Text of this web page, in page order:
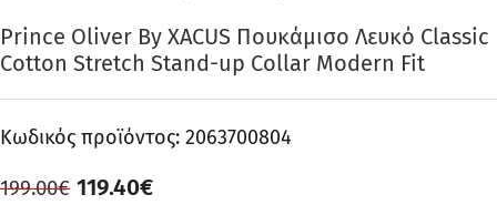
Prince Oliver By XACUS Πουκάμισο Λευκό Classic
Cotton Stretch Stand-up Collar Modern Fit
Κωδικός προϊόντος: 2063700804
199.00€ 119.40€